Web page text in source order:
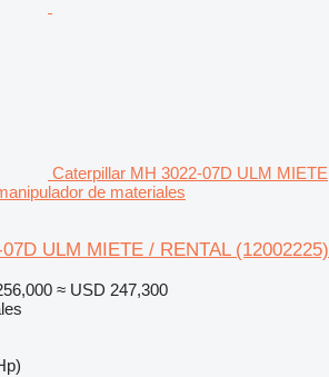
Caterpillar MH 3022-07D ULM MIETE
de materiales
ULM MIETE / RENTAL (12002225)
≈ USD 247,300